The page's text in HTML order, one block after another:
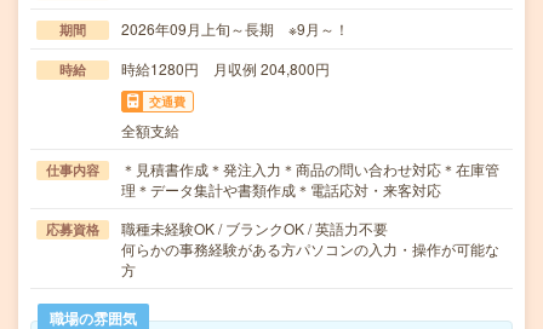
期間 2026年09月上旬～長期 ※9月～！
時給 時給1280円 月収例 204,800円
交通費
全額支給
仕事内容
＊見積書作成＊発注入力＊商品の問い合わせ対応＊在庫管
理＊データ集計や書類作成＊電話応対・来客対応
応募資格
職種未経験OK / ブランクOK / 英語力不要
何らかの事務経験がある方パソコンの入力・操作が可能な
方
職場の雰囲気